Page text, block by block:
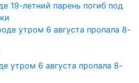
19-летний парень погиб под
утром 6 августа пропала 8-